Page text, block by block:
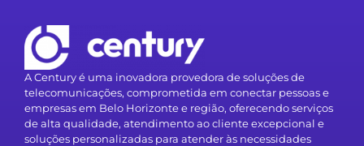
A Century é uma inovadora provedora de soluções de
telecomunicações, comprometida em conectar pessoas e
empresas em Belo Horizonte e região, oferecendo serviços
de alta qualidade, atendimento ao cliente excepcional e
soluções personalizadas para atender às necessidades